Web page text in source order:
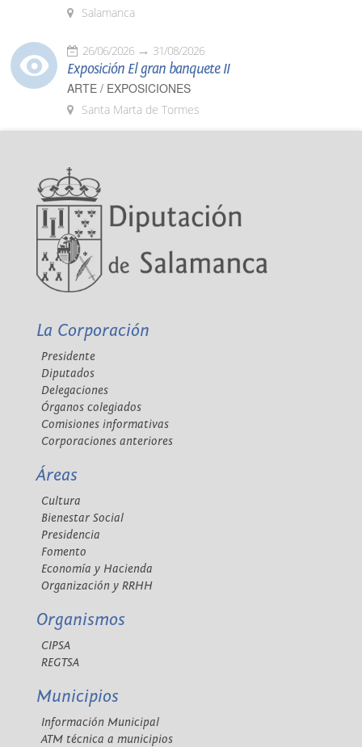
Salamanca
26/06/2026 31/08/2026
Exposición El gran banquete II
ARTE / EXPOSICIONES
Santa Marta de Tormes
La Corporación
Presidente
Diputados
Delegaciones
Órganos colegiados
Comisiones informativas
Corporaciones anteriores
Áreas
Cultura
Bienestar Social
Presidencia
Fomento
Economía y Hacienda
Organización y RRHH
Organismos
CIPSA
REGTSA
Municipios
Información Municipal
ATM técnica a municipios